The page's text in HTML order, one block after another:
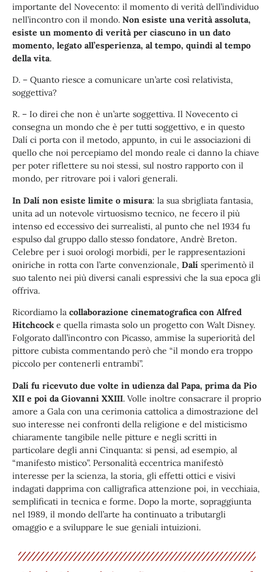
importante del Novecento: il momento di verità dell’individuo
nell’incontro con il mondo. Non esiste una verità assoluta,
esiste un momento di verità per ciascuno in un dato
momento, legato all’esperienza, al tempo, quindi al tempo
della vita.
D. – Quanto riesce a comunicare un’arte così relativista,
soggettiva?
R. – Io direi che non è un’arte soggettiva. Il Novecento ci
consegna un mondo che è per tutti soggettivo, e in questo
Dalí ci porta con il metodo, appunto, in cui le associazioni di
quello che noi percepiamo del mondo reale ci danno la chiave
per poter riflettere su noi stessi, sul nostro rapporto con il
mondo, per ritrovare poi i valori generali.
In Dalí non esiste limite o misura: la sua sbrigliata fantasia,
unita ad un notevole virtuosismo tecnico, ne fecero il più
intenso ed eccessivo dei surrealisti, al punto che nel 1934 fu
espulso dal gruppo dallo stesso fondatore, Andrè Breton.
Celebre per i suoi orologi morbidi, per le rappresentazioni
oniriche in rotta con l’arte convenzionale, Dalí sperimentò il
suo talento nei più diversi canali espressivi che la sua epoca gli
offriva.
Ricordiamo la collaborazione cinematografica con Alfred
Hitchcock e quella rimasta solo un progetto con Walt Disney.
Folgorato dall’incontro con Picasso, ammise la superiorità del
pittore cubista commentando però che “il mondo era troppo
piccolo per contenerli entrambi”.
Dalí fu ricevuto due volte in udienza dal Papa, prima da Pio
XII e poi da Giovanni XXIII. Volle inoltre consacrare il proprio
amore a Gala con una cerimonia cattolica a dimostrazione del
suo interesse nei confronti della religione e del misticismo
chiaramente tangibile nelle pitture e negli scritti in
particolare degli anni Cinquanta: si pensi, ad esempio, al
“manifesto mistico”. Personalità eccentrica manifestò
interesse per la scienza, la storia, gli effetti ottici e visivi
indagati dapprima con calligrafica attenzione poi, in vecchiaia,
semplificati in tecnica e forme. Dopo la morte, sopraggiunta
nel 1989, il mondo dell’arte ha continuato a tributargli
omaggio e a sviluppare le sue geniali intuizioni.